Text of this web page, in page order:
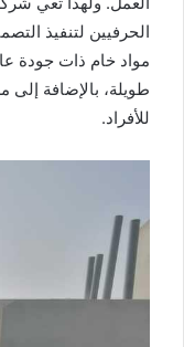
الحرفيين لتنفيذ
مواد خام ذات جودة
طويلة، بالإضافة إلى
للأفراد.